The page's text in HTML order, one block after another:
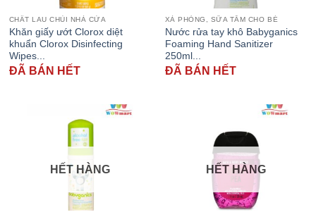
CHẤT LAU CHÙI NHÀ CỬA
Khăn giấy ướt Clorox diệt
khuẩn Clorox Disinfecting
Wipes...
ĐÃ BÁN HẾT
XÀ PHÒNG, SỮA TẮM CHO BÉ
Nước rửa tay khô Babyganics
Foaming Hand Sanitizer
250ml...
ĐÃ BÁN HẾT
HẾT HÀNG HẾT HÀNG